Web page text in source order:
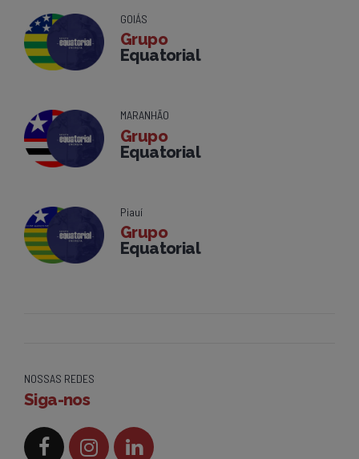
GOIÁS
Grupo
Equatorial
MARANHÃO
Grupo
Equatorial
Piauí
Grupo
Equatorial
NOSSAS REDES
Siga-nos